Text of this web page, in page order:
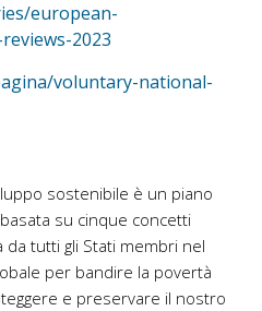
european-
2023
voluntary-national-
sostenibile è un piano
su cinque concetti
da tutti gli Stati membri nel
per bandire la povertà
e preservare il nostro